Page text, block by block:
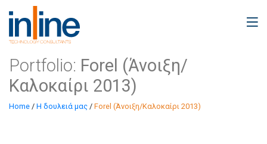
Portfolio: Forel (Άνοιξη/
Καλοκαίρι 2013)
Home / Η δουλειά μας / Forel (Άνοιξη/Καλοκαίρι 2013)